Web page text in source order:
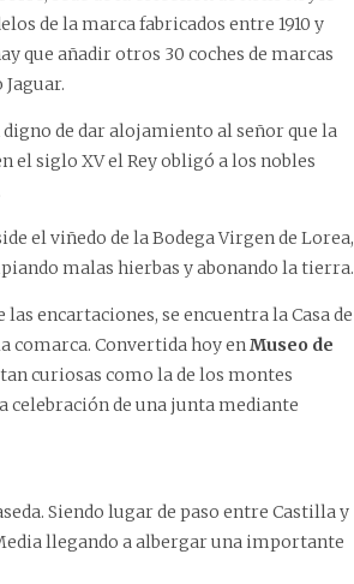
de la marca fabricados entre 1910 y
que añadir otros 30 coches de marcas
digno de dar alojamiento al señor que la
el siglo XV el Rey obligó a los nobles
el viñedo de la Bodega Virgen de Lorea,
malas hierbas y abonando la tierra.
encartaciones, se encuentra la Casa de
comarca. Convertida hoy enMuseo de
curiosas como la de los montes
celebración de una junta mediante
Siendo lugar de paso entre Castilla y
llegando a albergar una importante